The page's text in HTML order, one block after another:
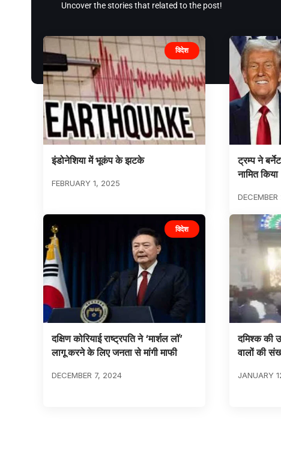
Uncover the stories that related to the post!
विदेश
इंडोनेशिया में भूकंप के झटके
FEBRUARY 1, 2025
ट्रम्प ने
नामित किया
विदेश
दक्षिण कोरियाई राष्ट्रपति ने ‘मार्शल लॉ’
लागू करने के लिए जनता से मांगी माफी
DECEMBER 7, 2024
दमिश्क की
वालों की
JANUARY